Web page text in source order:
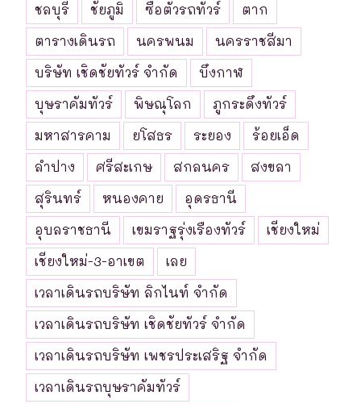
ชลบุรี
ชัยภูมิ ซื้อตั๋วรถทัวร์
ตาก
ตารางเดินรถ
นครพนม
นครราชสีมา
บริษัท เชิดชัยทัวร์ จำกัด
บึงกาฬ
บุษราคัมทัวร์
พิษณุโลก
ภูกระดึงทัวร์
มหาสารคาม
ยโสธร ระยอง
ร้อยเอ็ด
ลำปาง
ศรีสะเกษ สกลนคร
สงขลา
สุรินทร์
หนองคาย
อุดรธานี
อุบลราชธานี
เขมราฐรุ่งเรืองทัวร์
เชียงใหม่
เชียงใหม่-3-อาเขต
เลย
เวลาเดินรถบริษัท ลิกไนท์ จำกัด
เวลาเดินรถบริษัท เชิดชัยทัวร์ จำกัด
เวลาเดินรถบริษัท เพชรประเสริฐ จำกัด
เวลาเดินรถบุษราคัมทัวร์